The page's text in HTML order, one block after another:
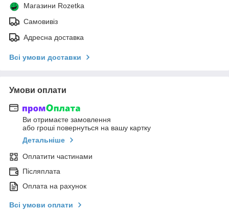
Магазини Rozetka
Самовивіз
Адресна доставка
Всі умови доставки
Умови оплати
Ви отримаєте замовлення
або гроші повернуться на вашу картку
Детальніше
Оплатити частинами
Післяплата
Оплата на рахунок
Всі умови оплати